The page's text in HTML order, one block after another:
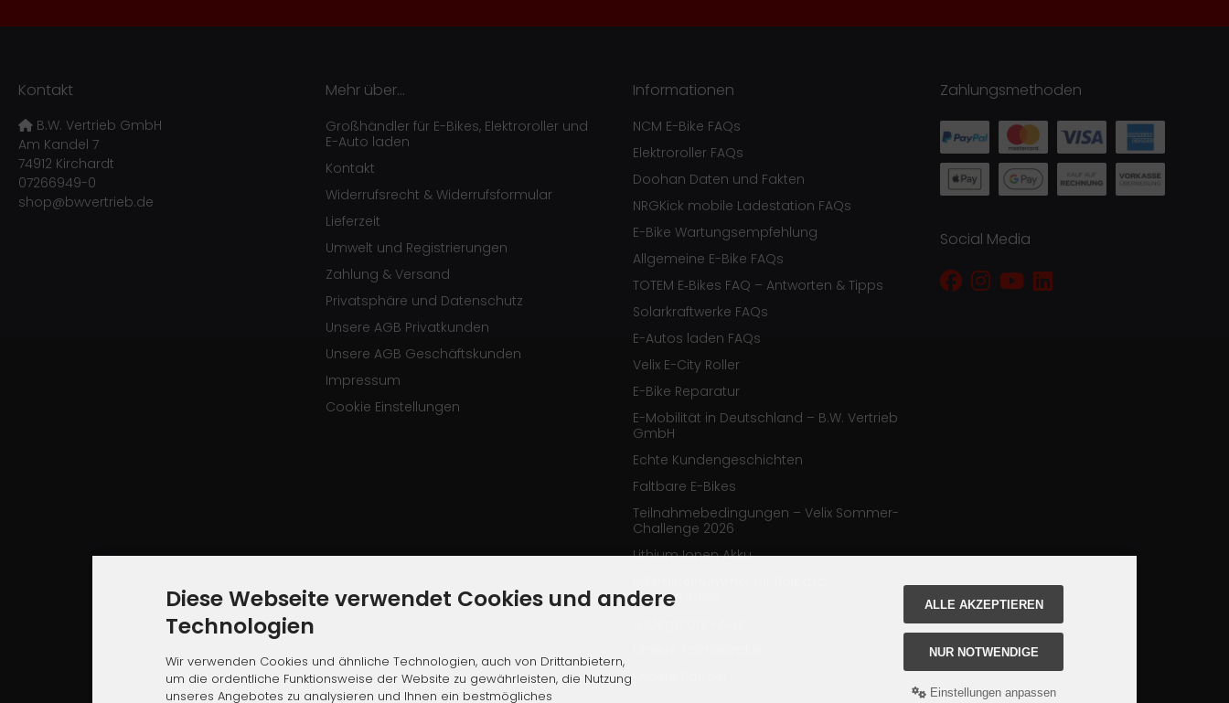
Kontakt
B.W. Vertrieb GmbH
Am Kandel 7
74912 Kirchardt
07266949-0
shop@bwvertrieb.de
Mehr über...
Großhändler für E-Bikes, Elektroroller und
E-Auto laden
Kontakt
Widerrufsrecht & Widerrufsformular
Lieferzeit
Umwelt und Registrierungen
Zahlung & Versand
Privatsphäre und Datenschutz
Unsere AGB Privatkunden
Unsere AGB Geschäftskunden
Impressum
Cookie Einstellungen
Informationen
NCM E-Bike FAQs
Elektroroller FAQs
Doohan Daten und Fakten
NRGKick mobile Ladestation FAQs
E-Bike Wartungsempfehlung
Allgemeine E-Bike FAQs
TOTEM E‑Bikes FAQ – Antworten & Tipps
Solarkraftwerke FAQs
E-Autos laden FAQs
Velix E-City Roller
E-Bike Reparatur
E-Mobilität in Deutschland – B.W. Vertrieb
GmbH
Echte Kundengeschichten
Faltbare E-Bikes
Teilnahmebedingungen – Velix Sommer-
Challenge 2026
Lithium Ionen Akku
Elektromobile
Zahlungsmethoden
Social Media
Diese Webseite verwendet Cookies und andere
Technologien
Wir verwenden Cookies und ähnliche Technologien, auch von Drittanbietern,
um die ordentliche Funktionsweise der Website zu gewährleisten, die Nutzung
unseres Angebotes zu analysieren und Ihnen ein bestmögliches
ALLE AKZEPTIEREN
NUR NOTWENDIGE
Einstellungen anpassen